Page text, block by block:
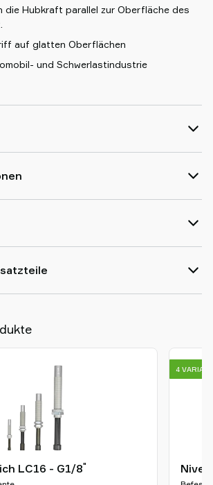
die Hubkraft parallel zur Oberfläche des
auf glatten Oberflächen
und Schwerlastindustrie
LC16 - G1/8"
4